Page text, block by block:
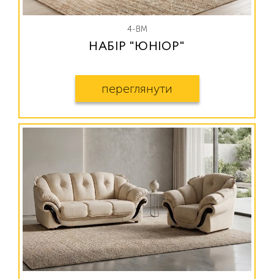
4-ВМ
НАБІР "ЮНІОР"
переглянути